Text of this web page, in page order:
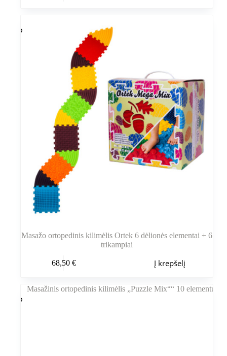
Masažo ortopedinis kilimėlis Ortek 6 dėlionės elementai + 6
trikampiai
68,50 € Į krepšelį